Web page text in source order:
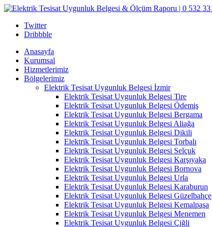
Twitter
Dribbble
Anasayfa
Kurumsal
Hizmetlerimiz
Bölgelerimiz
Elektrik Tesisat Uygunluk Belgesi İzmir
Elektrik Tesisat Uygunluk Belgesi Tire
Elektrik Tesisat Uygunluk Belgesi Ödemiş
Elektrik Tesisat Uygunluk Belgesi Bergama
Elektrik Tesisat Uygunluk Belgesi Aliağa
Elektrik Tesisat Uygunluk Belgesi Dikili
Elektrik Tesisat Uygunluk Belgesi Torbalı
Elektrik Tesisat Uygunluk Belgesi Selçuk
Elektrik Tesisat Uygunluk Belgesi Karşıyaka
Elektrik Tesisat Uygunluk Belgesi Bornova
Elektrik Tesisat Uygunluk Belgesi Urla
Elektrik Tesisat Uygunluk Belgesi Karaburun
Elektrik Tesisat Uygunluk Belgesi Güzelbahçe
Elektrik Tesisat Uygunluk Belgesi Kemalpaşa
Elektrik Tesisat Uygunluk Belgesi Menemen
Elektrik Tesisat Uygunluk Belgesi Çiğli